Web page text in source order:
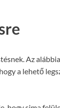
Az
a lehető